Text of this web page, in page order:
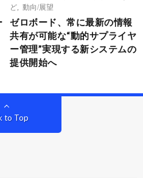
ど
動向/展望
ゼロボード、常に最新の情報
共有が可能な“動的サプライヤ
ー管理”実現する新システムの
提供開始へ
to Top